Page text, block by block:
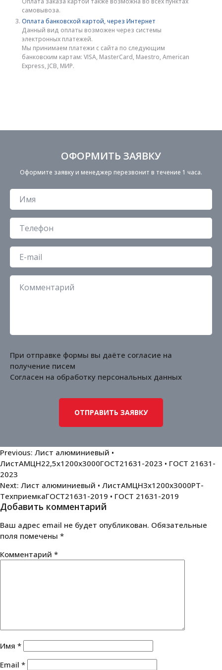
самовывоза.
Оплата банковской картой, через Интернет
Данный вид оплаты возможен через системы
электронных платежей.
Мы принимаем платежи с сайта по следующим
банковским картам: VISA, MasterCard, Maestro, American
Express, JCB, МИР.
ОФОРМИТЬ ЗАЯВКУ
Оформите заявку и менеджер перезвонит в течение 1 часа.
При отправке формы вы даёте согласие на
получение писем
Согласен на обработку персональных данных
Навигация
по
записям
Previous: Лист алюминиевый •
ЛистАМЦН22,5х1200х3000ГОСТ21631-2023 • ГОСТ 21631-
2023
Next: Лист алюминиевый • ЛистАМЦН3х1200х3000РТ-
ТехприемкаГОСТ21631-2019 • ГОСТ 21631-2019
Добавить комментарий
Ваш адрес email не будет опубликован. Обязательные
поля помечены *
Комментарий *
Имя *
Email *